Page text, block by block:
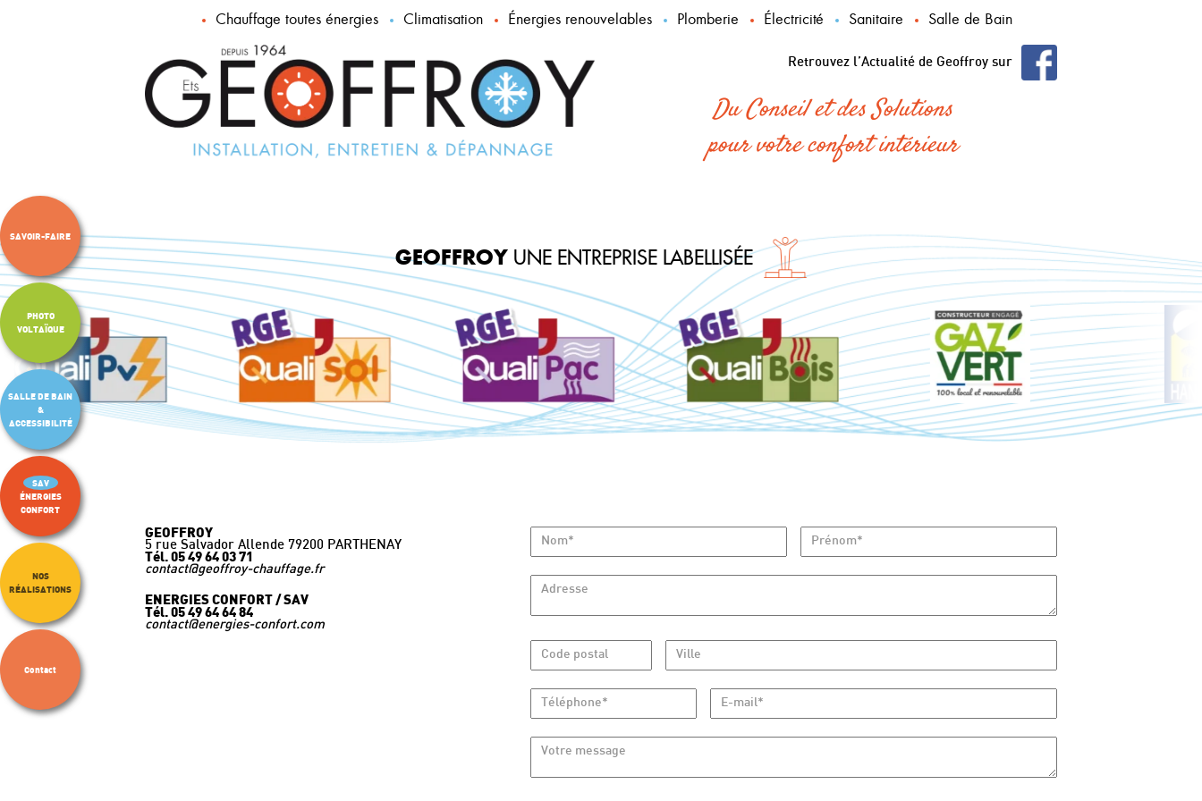
SAVOIR-FAIRE
PHOTO
VOLTAÏQUE
SALLE DE BAIN
&
ACCESSIBILITÉ
SAV
ÉNERGIES
CONFORT
NOS
RÉALISATIONS
Contact
Chauffage toutes énergies Climatisation Énergies renouvelables Plomberie Électricité Sanitaire Salle de Bain
Retrouvez l’Actualité de Geoffroy sur
Du Conseil et des Solutions
pour votre confort intérieur
GEOFFROY UNE ENTREPRISE LABELLISÉE
GEOFFROY
5 rue Salvador Allende 79200 PARTHENAY
Tél. 05 49 64 03 71
contact@geoffroy-chauffage.fr
ENERGIES CONFORT / SAV
Tél. 05 49 64 64 84
contact@energies-confort.com
Nom* Prénom*
Adresse
Code postal Ville
Téléphone* E-mail*
Votre message